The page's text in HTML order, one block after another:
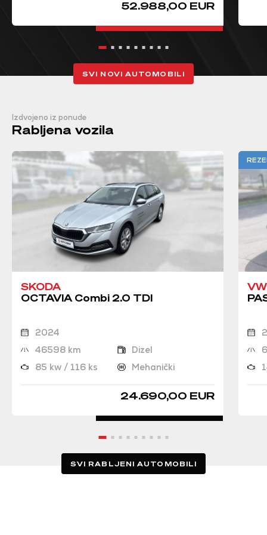
52.988,00 EUR
SVI NOVI AUTOMOBILI
Izdvojeno iz ponude
Rabljena vozila
SKODA
OCTAVIA Combi 2.0 TDI
2024
46598 km
Dizel
85 kw / 116 ks
Mehanički
24.690,00 EUR
VW
SVI RABLJENI AUTOMOBILI